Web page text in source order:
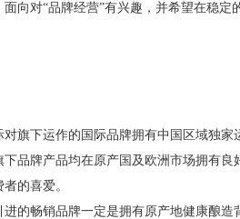
向对“品牌经营”有兴趣，并希望在稳
旗下运作的国际品牌拥有中国区域独
品牌产品均在原产国及欧洲市场拥有
的喜爱。
的畅销品牌一定是拥有原产地健康酿造